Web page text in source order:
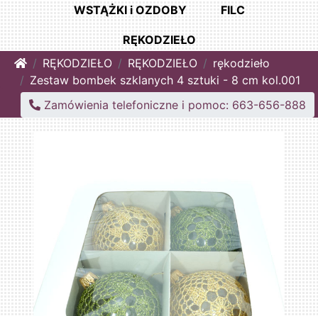
WSTĄŻKI i OZDOBY FILC
RĘKODZIEŁO
HomeRĘKODZIEŁO RĘKODZIEŁO
rękodzieło
Zestaw bombek szklanych 4 sztuki - 8 cm kol.001
Zamówienia telefoniczne i pomoc: 663-656-888